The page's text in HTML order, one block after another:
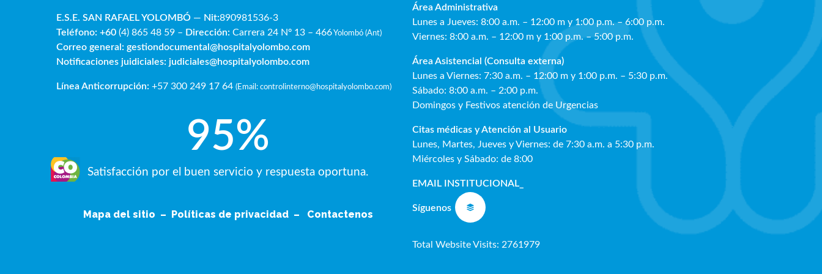
E.S.E. SAN RAFAEL YOLOMBÓ — Nit:890981536-3
Teléfono: +60 (4) 865 48 59 – Dirección: Carrera 24 Nº 13 – 466Yolombó (Ant)
Correo general: gestiondocumental@hospitalyolombo.com
Notificaciones juidiciales: judiciales@hospitalyolombo.com
Línea Anticorrupción: +57 300 249 17 64 (Email: controlinterno@hospitalyolombo.com)
Satisfacción por el buen servicio y respuesta oportuna.
95%
Mapa del sitio – Políticas de privacidad – Contactenos
Área Administrativa
Lunes a Jueves: 8:00 a.m. – 12:00 m y 1:00 p.m. – 6:00 p.m.
Viernes: 8:00 a.m. – 12:00 m y 1:00 p.m. – 5:00 p.m.
Área Asistencial (Consulta externa)
Lunes a Viernes: 7:30 a.m. – 12:00 m y 1:00 p.m. – 5:30 p.m.
Sábado: 8:00 a.m. – 2:00 p.m.
Domingos y Festivos atención de Urgencias
Citas médicas y Atención al Usuario
Lunes, Martes, Jueves y Viernes: de 7:30 a.m. a 5:30 p.m.
Miércoles y Sábado: de 8:00
EMAIL INSTITUCIONAL_
Síguenos
Total Website Visits: 2761979